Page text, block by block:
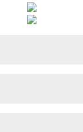
ilk yorumu siz yapın!